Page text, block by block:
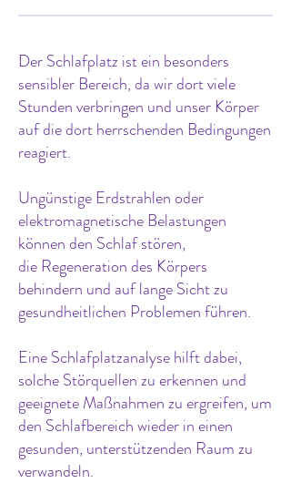
Der Schlafplatz ist ein besonders
sensibler Bereich, da wir dort viele
Stunden verbringen und unser Körper
auf die dort herrschenden Bedingungen
reagiert.
Ungünstige Erdstrahlen oder
elektromagnetische Belastungen
können den Schlaf stören,
die Regeneration des Körpers
behindern undauf lange Sicht zu
gesundheitlichen Problemen führen.
Eine Schlafplatzanalyse hilft dabei,
solche Störquellen zu erkennen und
geeignete Maßnahmen zu ergreifen, um
den Schlafbereich wieder in einen
gesunden, unterstützenden Raum zu
verwandeln.